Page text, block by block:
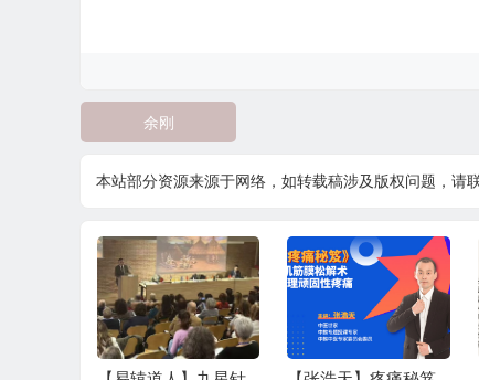
余刚
本站部分资源来源于网络，如转载稿涉及版权问题，请联